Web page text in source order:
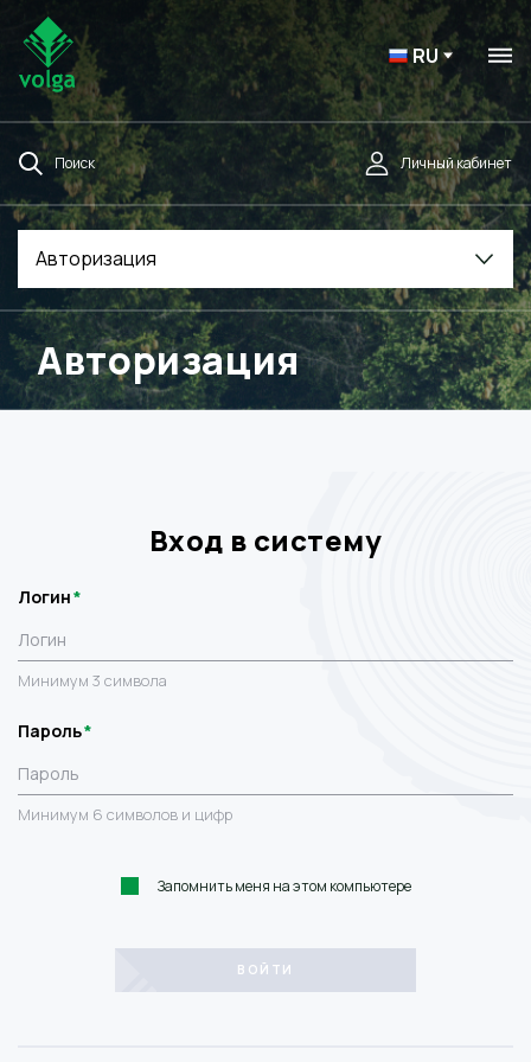
RU
Поиск Личный кабинет
Авторизация
Авторизация
Вход в систему
Логин
Минимум 3 символа
Пароль
Минимум 6 символов и цифр
Запомнить меня на этом компьютере